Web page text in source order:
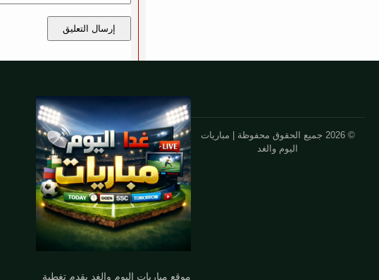
إرسال التعليق
موقع مباريات اليوم والغد يقدم تغطية
© 2026 جميع الحقوق محفوظة | مباريات
اليوم والغد